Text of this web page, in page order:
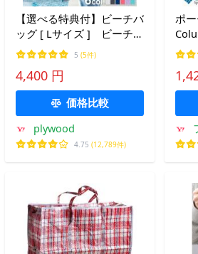
【選べる特典付】ビーチバ
ッグ [ Lサイズ ] ビーチバ
ック かご プールバッグ 大
人 トートバッグ バスケッ
ト かごバッグバスケット
大容量 大きめ 小さめ
5 (5件)
4,400 円
価格比較
plywood
4.75 (12,789件)
ポ
ー
ニ